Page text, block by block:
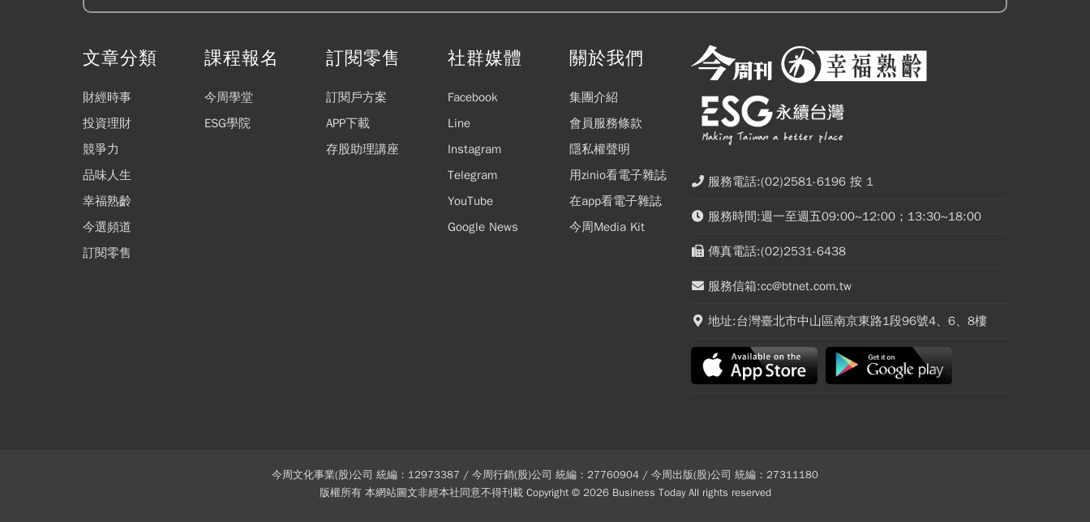
文章分類
財經時事
投資理財
競爭力
品味人生
幸福熟齡
今選頻道
訂閱零售
課程報名
今周學堂
ESG學院
訂閱零售
訂閱戶方案
APP下載
存股助理講座
社群媒體
Facebook
Line
Instagram
Telegram
YouTube
Google News
關於我們
集團介紹
會員服務條款
隱私權聲明
用zinio看電子雜誌
在app看電子雜誌
今周Media Kit
服務電話:(02)2581-6196 按 1
服務時間:週一至週五09:00~12:00；13:30~18:00
傳真電話:(02)2531-6438
服務信箱:cc@btnet.com.tw
地址:台灣臺北市中山區南京東路1段96號4、6、8樓
今周文化事業(股)公司 統編：12973387 / 今周行銷(股)公司 統編：27760904 / 今周出版(股)公司 統編：27311180
版權所有 本網站圖文非經本社同意不得刊載 Copyright © 2026 Business Today All rights reserved